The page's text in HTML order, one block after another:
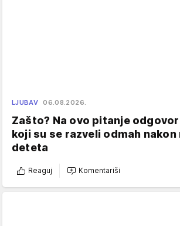
LJUBAV 06.08.2026.
Zašto? Na ovo pitanje
koji su se razveli odmah nakon
deteta
Reaguj Komentariši